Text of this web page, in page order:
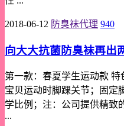
2018-06-12 防臭袜代理 940
向大大抗菌防臭袜再出
第一款：春夏学生运动款
宝贝运动时脚踝关节；固定
学比例；注：公司提供精致
...